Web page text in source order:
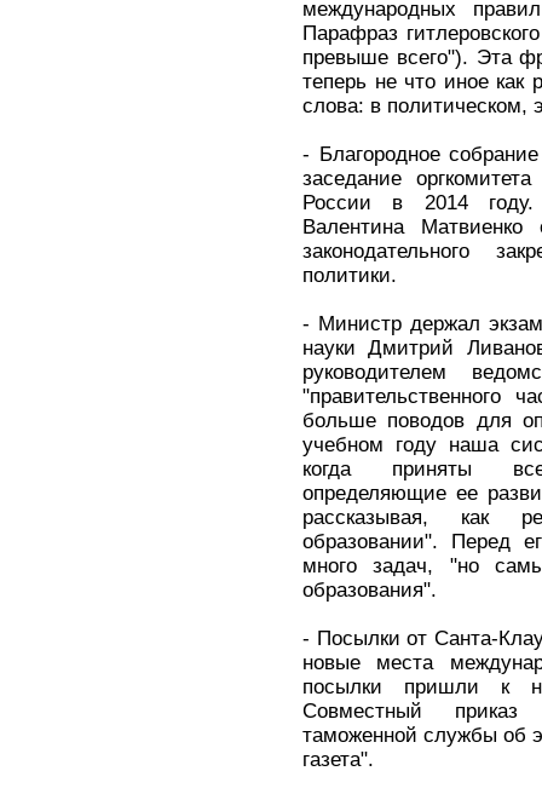
международных
Парафраз
превыше всего"). Эта
теперь не что иное
слова: в политическом,
- Благородное
заседание
России в 2014 году.
Валентина
законодательного
политики.
- Министр держал
науки Дмитрий
руководителем
"правительственного
больше поводов для
учебном году наша
когда приняты все
определяющие ее
рассказывая, как
образовании". Перед
много задач, "но
образования".
- Посылки от Санта-
новые места
посылки пришли к
Совместный
таможенной службы об
газета".